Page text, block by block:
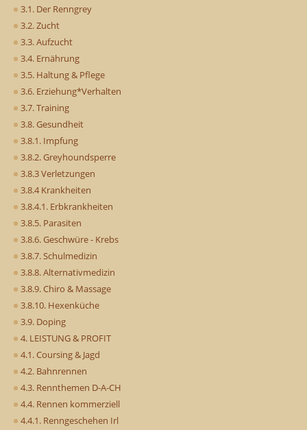
3.1. Der Renngrey
3.2. Zucht
3.3. Aufzucht
3.4. Ernährung
3.5. Haltung & Pflege
3.6. Erziehung*Verhalten
3.7. Training
3.8. Gesundheit
3.8.1. Impfung
3.8.2. Greyhoundsperre
3.8.3 Verletzungen
3.8.4 Krankheiten
3.8.4.1. Erbkrankheiten
3.8.5. Parasiten
3.8.6. Geschwüre - Krebs
3.8.7. Schulmedizin
3.8.8. Alternativmedizin
3.8.9. Chiro & Massage
3.8.10. Hexenküche
3.9. Doping
4. LEISTUNG & PROFIT
4.1. Coursing & Jagd
4.2. Bahnrennen
4.3. Rennthemen D-A-CH
4.4. Rennen kommerziell
4.4.1. Renngeschehen Irl